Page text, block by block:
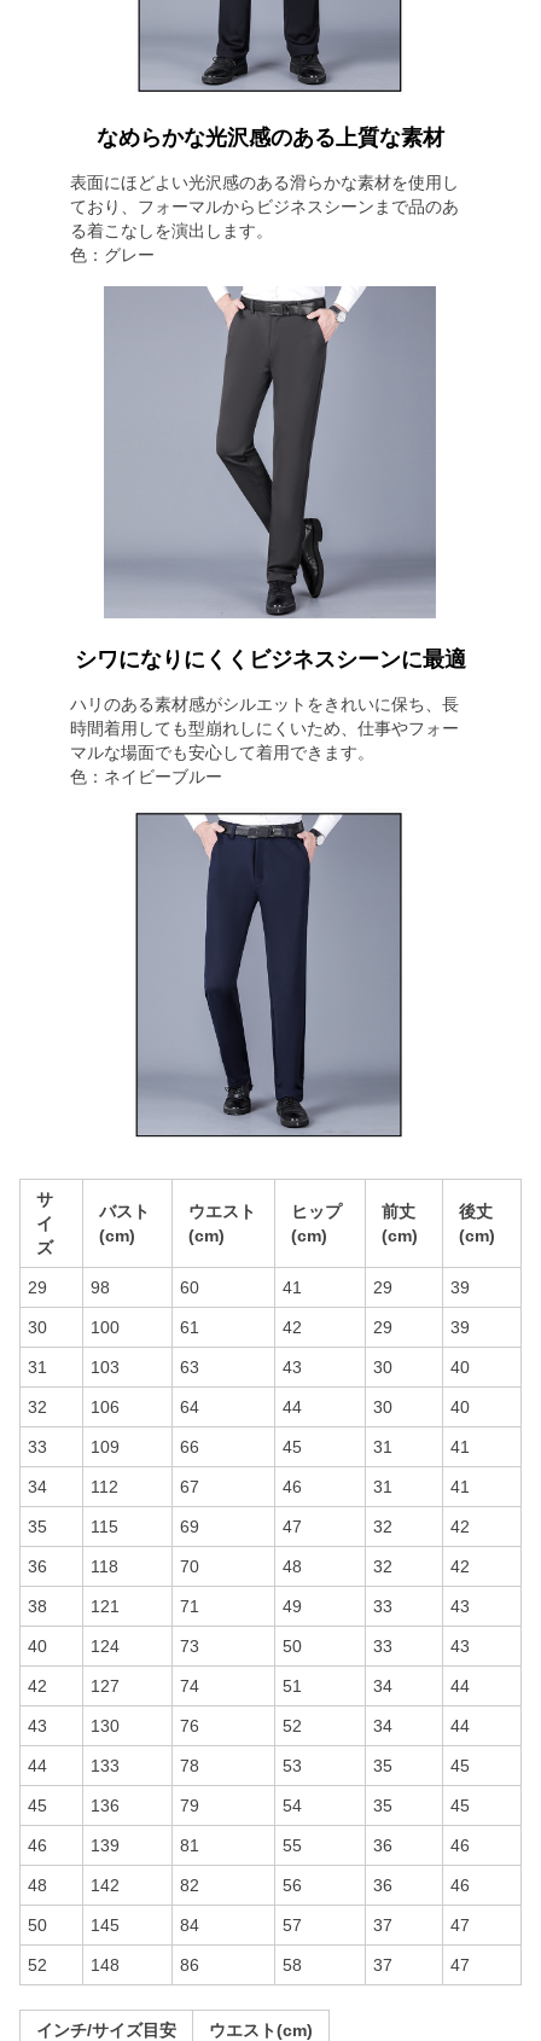
なめらかな光沢感のある上質な素材
表面にほどよい光沢感のある滑らかな素材を使用し
ており、フォーマルからビジネスシーンまで品のあ
る着こなしを演出します。
色：グレー
シワになりにくくビジネスシーンに最適
ハリのある素材感がシルエットをきれいに保ち、長
時間着用しても型崩れしにくいため、仕事やフォー
マルな場面でも安心して着用できます。
色：ネイビーブルー
サ
イ
ズ
バスト
(cm)
ウエスト
(cm)
ヒップ
(cm)
前丈
(cm)
後丈
(cm)
29 98 60 41 29 39
30 100 61 42 29 39
31 103 63 43 30 40
32 106 64 44 30 40
33 109 66 45 31 41
34 112 67 46 31 41
35 115 69 47 32 42
36 118 70 48 32 42
38 121 71 49 33 43
40 124 73 50 33 43
42 127 74 51 34 44
43 130 76 52 34 44
44 133 78 53 35 45
45 136 79 54 35 45
46 139 81 55 36 46
48 142 82 56 36 46
50 145 84 57 37 47
52 148 86 58 37 47
インチ/サイズ目安 ウエスト(cm)